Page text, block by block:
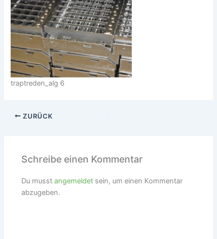
traptreden_alg 6
ZURÜCK
Schreibe einen Kommentar
Du musstangemeldet sein, um einen Kommentar
abzugeben.